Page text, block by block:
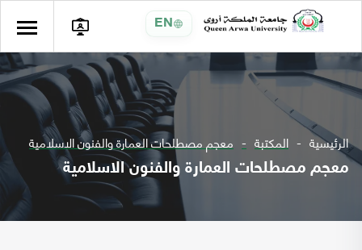
EN
الرئيسية المكتبة معجم مصطلحات العمارة والفنون الاسلامية
معجم مصطلحات العمارة والفنون الاسلامية